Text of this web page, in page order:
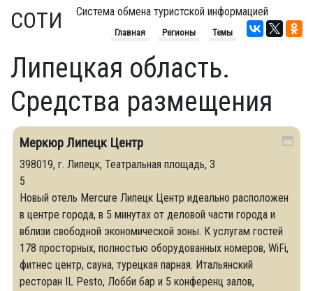
СОТИ Система обмена туристской информацией
Главная Регионы Темы
Липецкая область.
Средства размещения
Меркюр Липецк Центр
398019, г. Липецк, Театральная площадь, 3
5
Новый отель Mercure Липецк Центр идеально расположен
в центре города, в 5 минутах от деловой части города и
вблизи свободной экономической зоны. К услугам гостей
178 просторных, полностью оборудованных номеров, WiFi,
фитнес центр, сауна, турецкая парная. Итальянский
ресторан IL Pesto, Лобби бар и 5 конференц залов,